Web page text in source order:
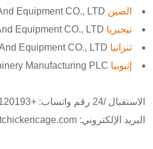
الصين
نيجيريا
تنزانيا Equipment CO., LTD
إثيوبيا Manufacturing PLC
الاستقبال /24 رقم واتساب: +8618830120193
البريد الإلكتروني: sales@bestchickencage.com